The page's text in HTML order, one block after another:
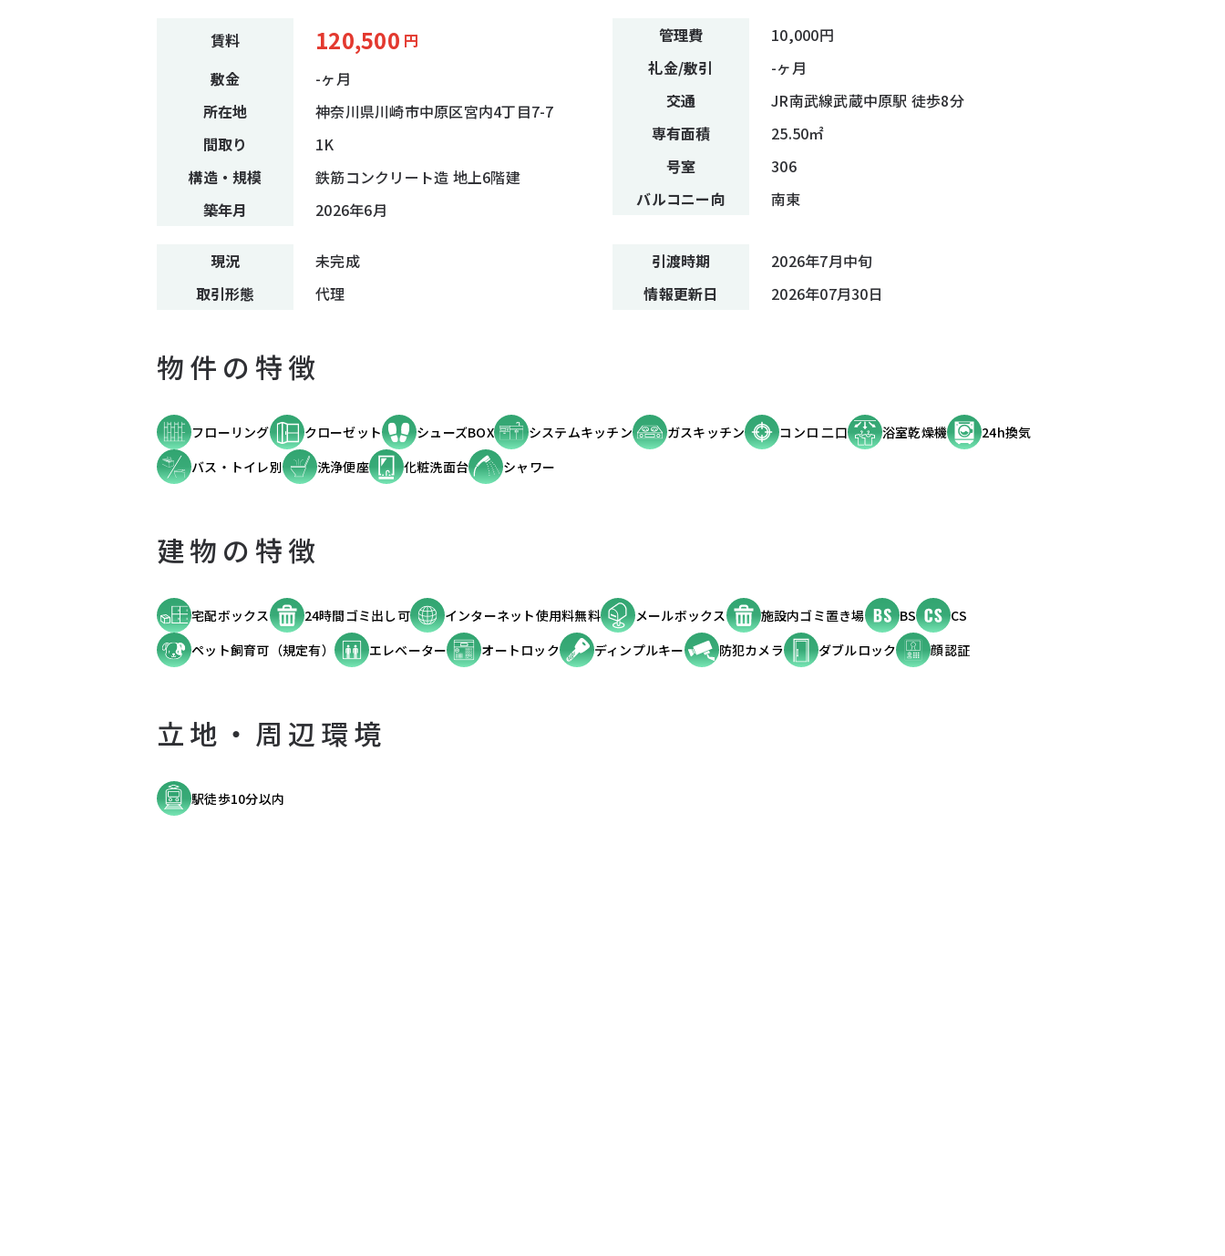
賃料 120,500 円
敷金
-ヶ月
所在地
神奈川県川崎市中原区宮内4丁目7-7
間取り
1K
構造・規模
鉄筋コンクリート造 地上6階建
築年月
2026年6月
管理費
10,000円
礼金/敷引
-ヶ月
交通
JR南武線武蔵中原駅 徒歩8分
専有面積
25.50㎡
号室
306
バルコニー向
南東
現況
未完成
取引形態
代理
引渡時期
2026年7月中旬
情報更新日 2026年07月30日
物件の特徴
フローリング クローゼット シューズBOX システムキッチン ガスキッチン コンロ 二口 浴室乾燥機
24h換気
バス・トイレ別
洗浄便座 化粧洗面台 シャワー
建物の特徴
宅配ボックス 24時間ゴミ出し可 インターネット使用料無料 メールボックス 施設内ゴミ置き場 BS
CS
ペット飼育可（規定有）
エレベーター オートロック ディンプルキー 防犯カメラ ダブルロック 顔認証
立地・周辺環境
駅徒歩10分以内